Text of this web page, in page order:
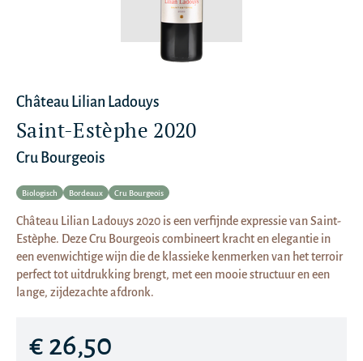
Château Lilian Ladouys
Saint-Estèphe 2020
Cru Bourgeois
Biologisch Bordeaux Cru Bourgeois
Château Lilian Ladouys 2020 is een verfijnde expressie van Saint-
Estèphe. Deze Cru Bourgeois combineert kracht en elegantie in
een evenwichtige wijn die de klassieke kenmerken van het terroir
perfect tot uitdrukking brengt, met een mooie structuur en een
lange, zijdezachte afdronk.
€ 26,50